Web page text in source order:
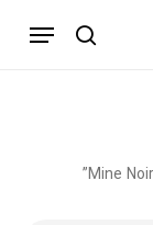
جستجو
فهرست
بستن